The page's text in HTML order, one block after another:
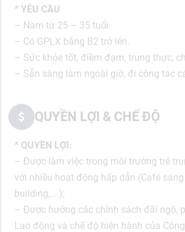
* YÊU CẦU
– Nam từ 25 – 35 tuổi
– Có GPLX bằng B2 trở lên.
– Sức khỏe tốt, điềm đạm, trung thực,
– Sẵn sàng làm ngoài giờ, đi công tác
QUYỀN LỢI & CHẾ ĐỘ
* QUYỀN LỢI:
– Được làm việc trong môi trường trẻ
với nhiều hoạt động hấp dẫn (Café
building,….);
– Được hưởng các chính sách đãi ngộ,
Lao động và chế độ hiện hành của